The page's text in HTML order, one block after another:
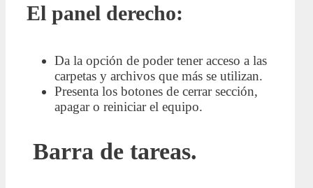
El panel derecho:
Da la opción de poder tener acceso a las
carpetas y archivos que más se utilizan.
Presenta los botones de cerrar sección,
apagar o reiniciar el equipo.
Barra de tareas.